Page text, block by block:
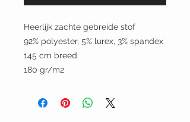
Heerlijk zachte gebreide stof
92% polyester, 5% lurex, 3% spandex
145 cm breed
180 gr/m2